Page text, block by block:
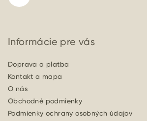
Informácie pre vás
Doprava a platba
Kontakt a mapa
O nás
Obchodné podmienky
Podmienky ochrany osobných údajov